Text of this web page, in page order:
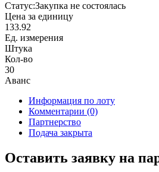
Статус:Закупка не состоялась
Цена за единицу
133.92
Ед. измерения
Штука
Кол-во
30
Аванс
Информация по лоту
Комментарии (0)
Партнерство
Подача закрыта
Оставить заявку на